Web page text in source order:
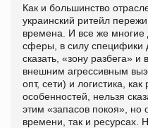
Как и большинство
украинский ритейл
времена. И все же многие
сферы, в силу специфики
сказать, «зону разбега»
внешним агрессивным
опт, сети) и логистика,
особенностей, нельзя
этим «запасов покоя», но
времени, так и ресурсах.